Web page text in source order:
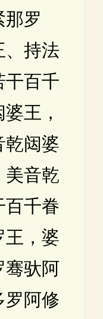
那罗
、持法
干百千
王，
乾闼婆
美音乾
百千眷
王，婆
骞驮阿
罗阿修